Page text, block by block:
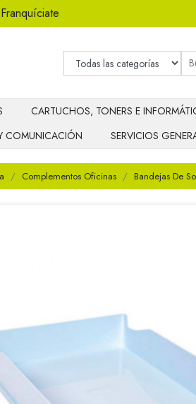
Franquíciate
CARTUCHOS, TONERS E
COMUNICACIÓN
SERVICIOS
Complementos Oficinas Bandejas De